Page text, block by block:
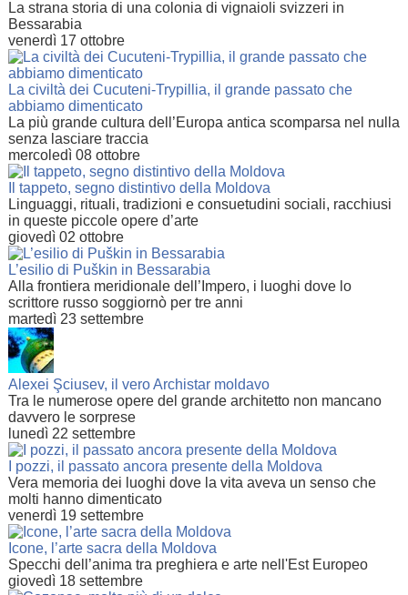
La strana storia di una colonia di vignaioli svizzeri in
Bessarabia
venerdì 17 ottobre
La civiltà dei Cucuteni-Trypillia, il grande passato che
abbiamo dimenticato
La più grande cultura dell’Europa antica scomparsa nel nulla
senza lasciare traccia
mercoledì 08 ottobre
Il tappeto, segno distintivo della Moldova
Linguaggi, rituali, tradizioni e consuetudini sociali, racchiusi
in queste piccole opere d’arte
giovedì 02 ottobre
L’esilio di Puškin in Bessarabia
Alla frontiera meridionale dell’Impero, i luoghi dove lo
scrittore russo soggiornò per tre anni
martedì 23 settembre
Alexei Şciusev, il vero Archistar moldavo
Tra le numerose opere del grande architetto non mancano
davvero le sorprese
lunedì 22 settembre
I pozzi, il passato ancora presente della Moldova
Vera memoria dei luoghi dove la vita aveva un senso che
molti hanno dimenticato
venerdì 19 settembre
Icone, l’arte sacra della Moldova
Specchi dell’anima tra preghiera e arte nell'Est Europeo
giovedì 18 settembre